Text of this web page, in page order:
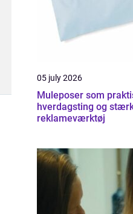
05 july 2026
Muleposer som
hverdagsting og
reklameværktøj